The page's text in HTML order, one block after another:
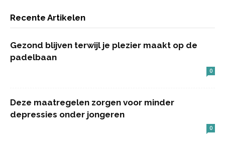
Recente Artikelen
Gezond blijven terwijl je plezier maakt op de
padelbaan
0
Deze maatregelen zorgen voor minder
depressies onder jongeren
0